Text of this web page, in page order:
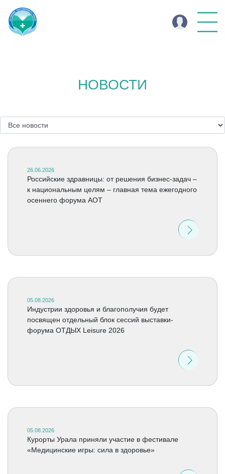
НОВОСТИ
26.06.2026
Российские здравницы: от решения бизнес-задач –
к национальным целям – главная тема ежегодного
осеннего форума АОТ
05.08.2026
Индустрии здоровья и благополучия будет
посвящен отдельный блок сессий выставки-
форума ОТДЫХ Leisure 2026
05.08.2026
Курорты Урала приняли участие в фестивале
«Медицинские игры: сила в здоровье»